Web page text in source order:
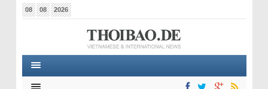
08 08 2026